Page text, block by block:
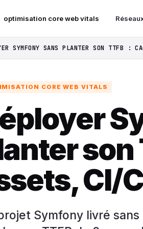
optimisation core web vitals
SYMFONY SANS PLANTER SON TTFB :
CORE WEB VITALS
son
CI/
Symfony livré